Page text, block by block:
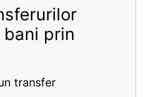
prin
transfer